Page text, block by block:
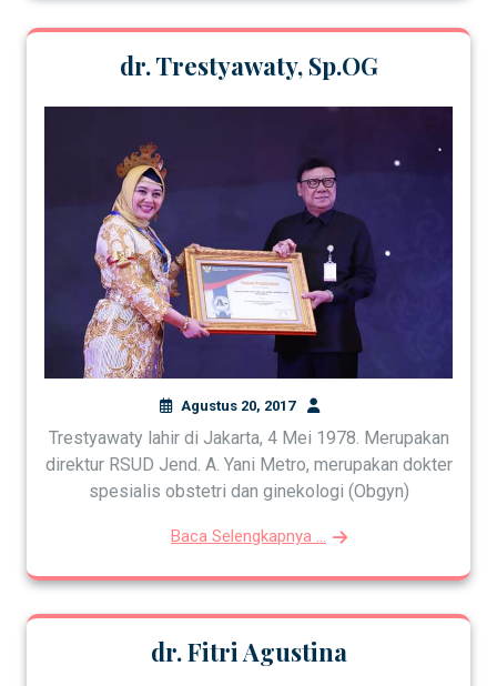
dr. Trestyawaty, Sp.OG
Agustus 20, 2017
Trestyawaty lahir di Jakarta, 4 Mei 1978. Merupakan
direktur RSUD Jend. A. Yani Metro, merupakan dokter
spesialis obstetri dan ginekologi (Obgyn)
Baca Selengkapnya ...
dr. Fitri Agustina